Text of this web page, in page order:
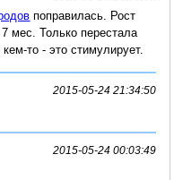
поправилась. Рост
мес. Только перестала
то - это стимулирует.
2015-05-24 21:34:50
2015-05-24 00:03:49